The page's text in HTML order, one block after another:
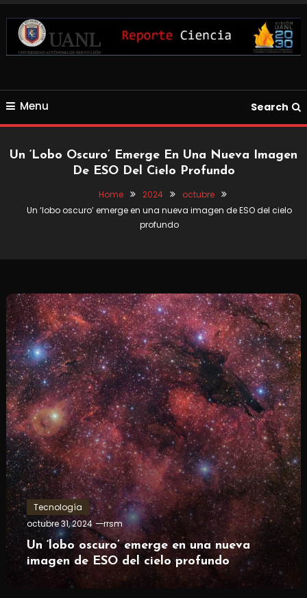
Content
Menu Search
Un ‘lobo Oscuro’ Emerge En Una Nueva Imagen
De ESO Del Cielo Profundo
Home 2024
octubre
Un ‘lobo oscuro’ emerge en una nueva imagen de ESO del cielo
profundo
Tecnología
octubre 31, 2024
rrsm
Un ‘lobo oscuro’ emerge en una nueva
imagen de ESO del cielo profundo